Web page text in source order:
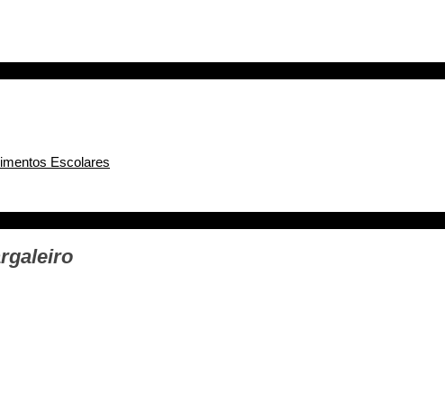
Escolares